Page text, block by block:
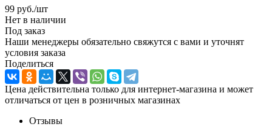
99 руб./шт
Нет в наличии
Под заказ
Наши менеджеры обязательно свяжутся с вами и уточнят
условия заказа
Поделиться
Цена действительна только для интернет-магазина и может
отличаться от цен в розничных магазинах
Отзывы